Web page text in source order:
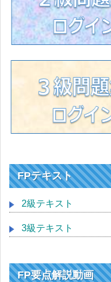
FPテキスト
2級テキスト
3級テキスト
FP要点解説動画